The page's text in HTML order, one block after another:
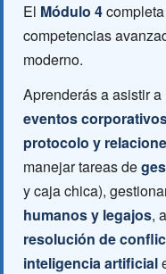
El Módulo 4
competencias
moderno.
Aprenderás a asistir
eventos
protocolo y
manejar tareas de
y caja chica),
humanos y legajos,
resolución de
inteligencia artificial